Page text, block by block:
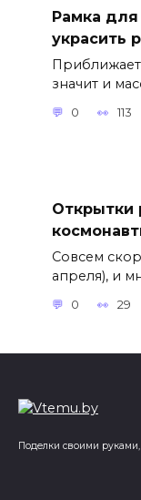
Рамка
украсить
значит и
0 113
Открытки
Совсем
апреля), и
0 29
Поделки своими